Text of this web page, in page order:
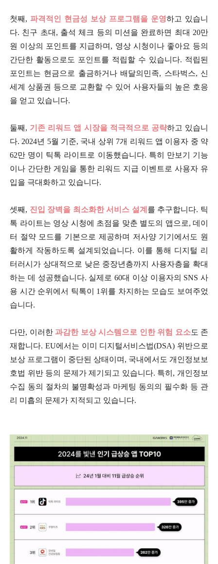
첫째, 파격적인 현금성 보상 프로그램을 운영하고 있습니
다. 친구 초대, 출석 체크 등의 미션을 완료하면 최대 20만
원 이상의 포인트를 지급하며, 영상 시청이나 좋아요 등의
간단한 활동으로도 포인트를 적립할 수 있습니다. 적립된
포인트는 현금으로 출금하거나 배달의민족, 스타벅스, 신
세계 상품권 등으로 교환할 수 있어 사용자들의 높은 호응
을 얻고 있습니다.
둘째, 기존 리워드 앱 시장을 적극적으로 공략하고 있습니
다. 2024년 5월 기준, 국내 상위 7개 리워드 앱 이용자 중 약
62만 명이 틱톡 라이트로 이동했습니다. 특히 만보기 기능
이나 간단한 게임을 통한 리워드 지급 이벤트로 사용자 유
입을 극대화하고 있습니다.
셋째, 진입 장벽을 최소화한 서비스 설계 를 추구합니다. 틱
톡 라이트는 영상 시청에 초점을 맞춘 별도의 앱으로, 데이
터 절약 모드를 기본으로 제공하며 저사양 기기에서도 원
활하게 작동하도록 설계되었습니다. 이를 통해 디지털 리
터러시가 상대적으로 낮은 중장년층까지 사용자층을 확대
하는 데 성공했습니다. 실제로 60대 이상 이용자의 SNS 사
용 시간 순위에서 틱톡이 1위를 차지하는 모습도 보여주었
습니다.
다만, 이러한 과감한 보상 시스템으로 인한 위험 요소도 존
재합니다. EU에서는 이미 디지털서비스법(DSA) 위반으로
보상 프로그램이 중단된 상태이며, 국내에서도 개인정보보
호법 위반 등의 문제가 제기되고 있습니다. 특히, 개인정보
수집 동의 절차의 불명확성과 마케팅 동의의 필수화 등 관
리 미흡의 문제가 지적되고 있습니다.